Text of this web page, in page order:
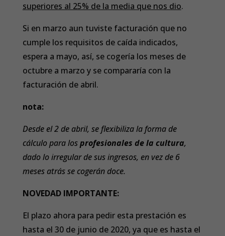
superiores al 25% de la media que nos dio.
Si en marzo aun tuviste facturación que no
cumple los requisitos de caída indicados,
espera a mayo, así, se cogería los meses de
octubre a marzo y se compararía con la
facturación de abril.
nota:
Desde el 2 de abril, se flexibiliza la forma de
cálculo para losprofesionales de la cultura,
dado lo irregular de sus ingresos, en vez de 6
meses atrás se cogerán doce.
NOVEDAD IMPORTANTE:
El plazo ahora para pedir esta prestación es
hasta el 30 de junio de 2020, ya que es hasta el